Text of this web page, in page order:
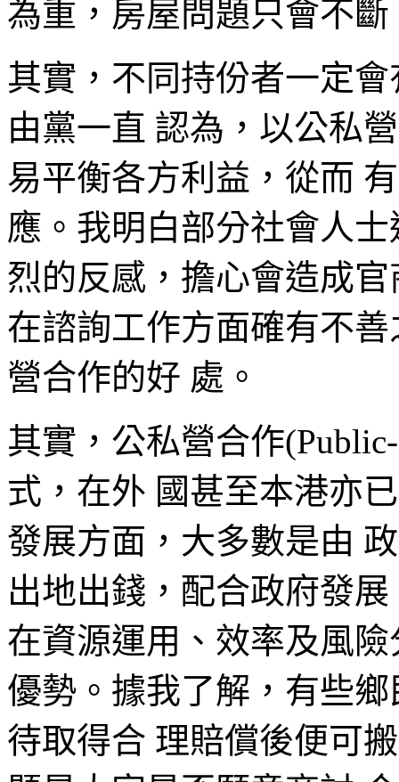
為重，房屋問題只會不斷
其實，不同持份者一定
由黨一直 認為，以公私
易平衡各方利益，從而
應。我明白部分社會人
烈的反感，擔心會造成
在諮詢工作方面確有不
營合作的好 處。
其實，公私營合作
式，在外 國甚至本港亦
發展方面，大多數是由
出地出錢，配合政府發
在資源運用、效率及風
優勢。據我了解，有些
待取得合 理賠償後便可